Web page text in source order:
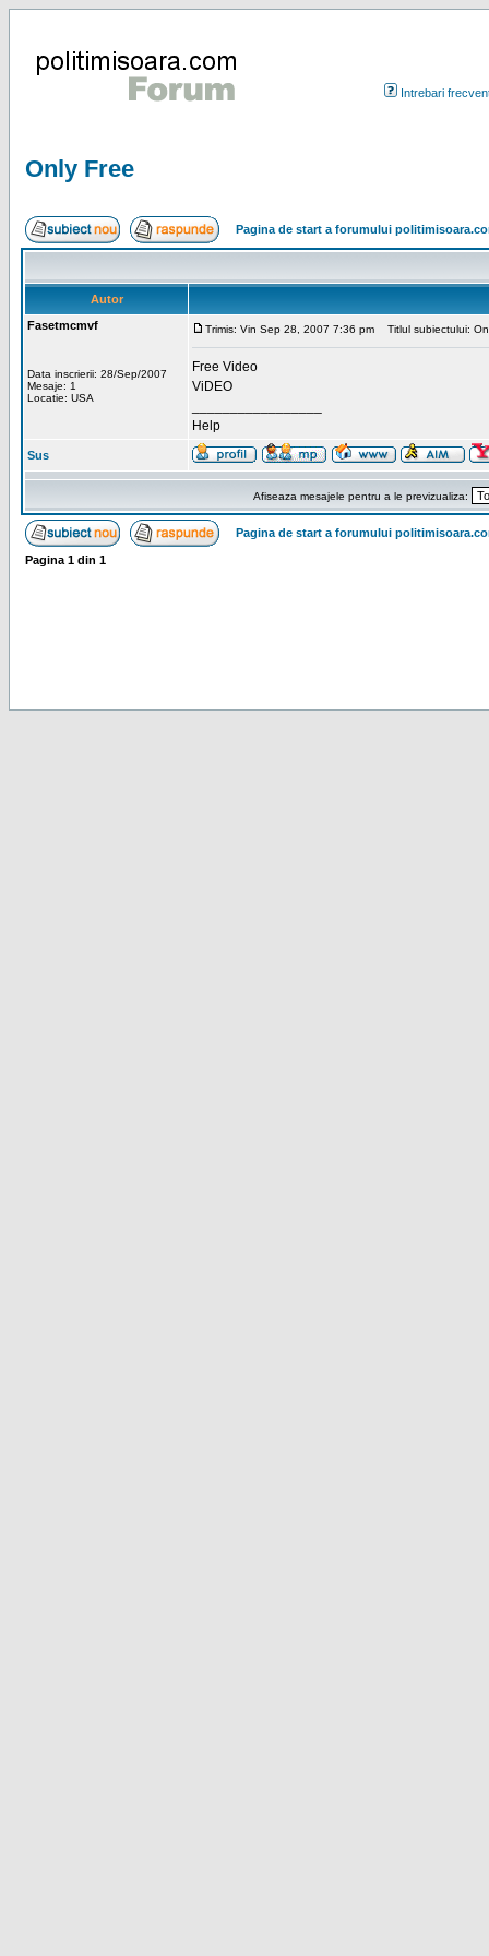
Intrebari
Only Free
Pagina de start a forumului
Autor
Fasetmcmvf
Data inscrierii: 28/Sep/2007
Mesaje: 1
Locatie: USA
Trimis: Vin Sep 28, 2007 7:36 pm Titlul subiectului:
Free Video
ViDEO
Help
Sus
Afiseaza mesajele pentru a le previzualiza:
Pagina de start a forumului
Pagina 1 din 1